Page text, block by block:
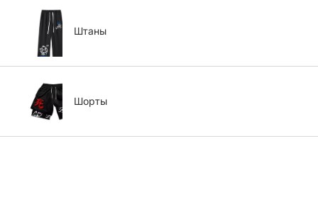
Штаны
Шорты